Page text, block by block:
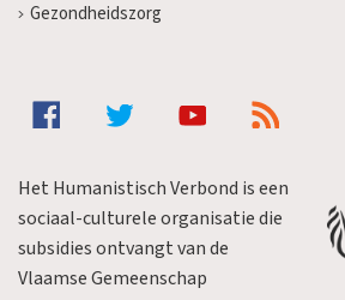
Gezondheidszorg
Het Humanistisch Verbond is een
sociaal-culturele organisatie die
subsidies ontvangt van de
Vlaamse Gemeenschap